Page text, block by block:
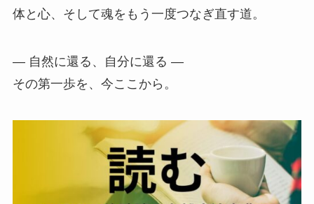
体と心、そして魂をもう一度つなぎ直す道。
― 自然に還る、自分に還る ―
その第一歩を、今ここから。